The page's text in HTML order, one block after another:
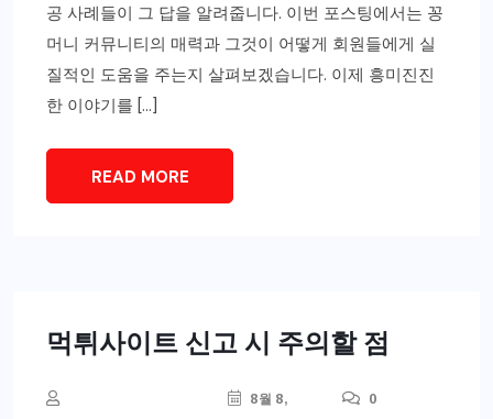
공 사례들이 그 답을 알려줍니다. 이번 포스팅에서는 꽁
머니 커뮤니티의 매력과 그것이 어떻게 회원들에게 실
질적인 도움을 주는지 살펴보겠습니다. 이제 흥미진진
한 이야기를 […]
READ MORE
먹튀사이트 신고 시 주의할 점
8월 8,
0